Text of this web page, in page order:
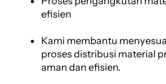
efisien
Kami membantu
proses distribusi material
aman dan efisien.